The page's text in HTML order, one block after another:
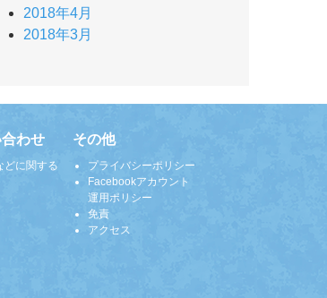
2018年4月
2018年3月
わせ
どに関する
その他
プライバシーポリシー
Facebookアカウント
運用ポリシー
免責
アクセス